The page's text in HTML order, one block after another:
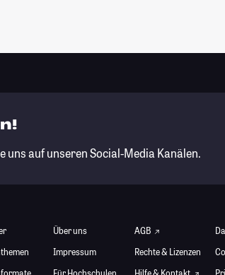
uns auf unseren Social-Media Kanälen.
Über uns
Impressum
Für Hochschulen
AGB
Rechte & Lizenzen
Hilfe & Kontakt